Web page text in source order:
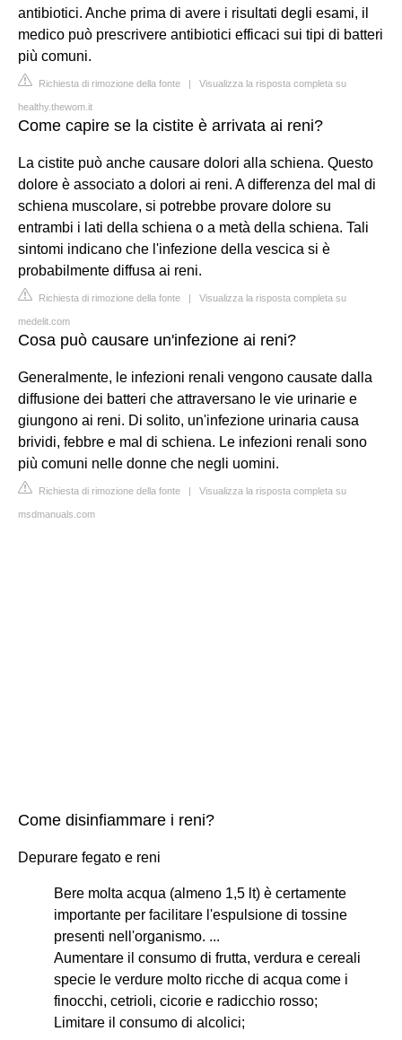
antibiotici. Anche prima di avere i risultati degli esami, il
medico può prescrivere antibiotici efficaci sui tipi di batteri
più comuni.
Richiesta di rimozione della fonte | Visualizza la risposta completa su
healthy.thewom.it
Come capire se la cistite è arrivata ai reni?
La cistite può anche causare dolori alla schiena. Questo
dolore è associato a dolori ai reni. A differenza del mal di
schiena muscolare, si potrebbe provare dolore su
entrambi i lati della schiena o a metà della schiena. Tali
sintomi indicano che l'infezione della vescica si è
probabilmente diffusa ai reni.
Richiesta di rimozione della fonte | Visualizza la risposta completa su
medelit.com
Cosa può causare un'infezione ai reni?
Generalmente, le infezioni renali vengono causate dalla
diffusione dei batteri che attraversano le vie urinarie e
giungono ai reni. Di solito, un'infezione urinaria causa
brividi, febbre e mal di schiena. Le infezioni renali sono
più comuni nelle donne che negli uomini.
Richiesta di rimozione della fonte | Visualizza la risposta completa su
msdmanuals.com
Come disinfiammare i reni?
Depurare fegato e reni
Bere molta acqua (almeno 1,5 lt) è certamente
importante per facilitare l'espulsione di tossine
presenti nell'organismo. ...
Aumentare il consumo di frutta, verdura e cereali
specie le verdure molto ricche di acqua come i
finocchi, cetrioli, cicorie e radicchio rosso;
Limitare il consumo di alcolici;